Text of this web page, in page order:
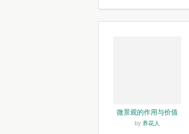
微景观的作用与价值
by 养花人